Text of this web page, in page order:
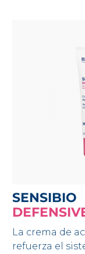
SENSIBIO
La crema de
refuerza el